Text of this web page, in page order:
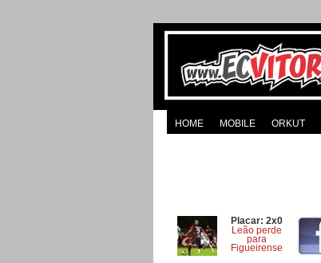
HOME MOBILE ORKUT
Placar: 2x0
Leão perde
para
Figueirense